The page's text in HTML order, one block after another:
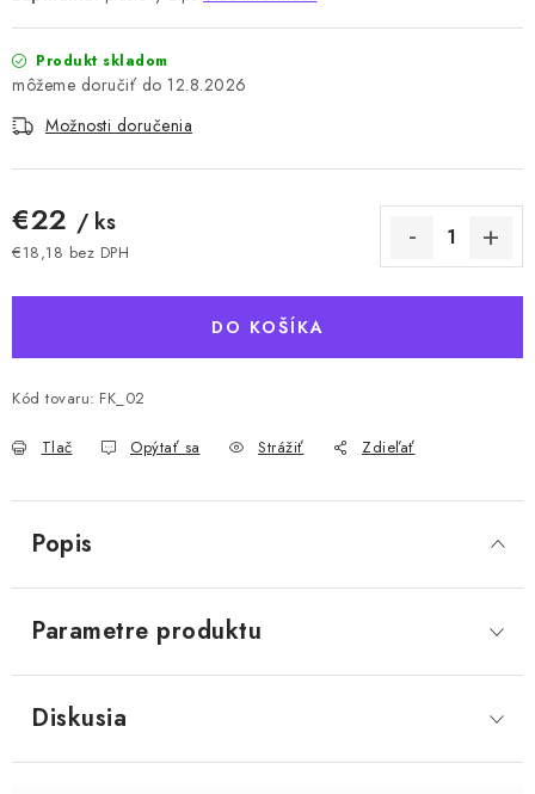
Produkt skladom
12.8.2026
Možnosti doručenia
€22 / ks
€18,18 bez DPH
DO KOŠÍKA
Kód tovaru: FK_02
Tlač Opýtať sa Strážiť Zdieľať
Popis
Parametre produktu
Diskusia